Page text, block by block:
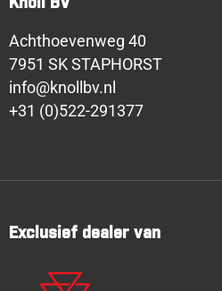
Knoll BV
Achthoevenweg 40
7951 SK STAPHORST
info@knollbv.nl
+31 (0)522-291377
Exclusief dealer van